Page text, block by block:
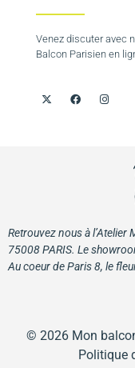
Venez discuter avec
Balcon Parisien en
Retrouvez nous à
75008 PARIS. Le
Au coeur de Paris 8, le
© 2026 Mon
Politique